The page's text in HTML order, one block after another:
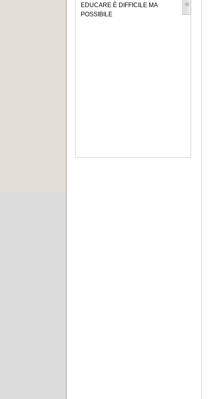
EDUCARE È DIFFICILE MA
POSSIBILE